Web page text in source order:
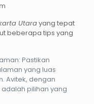
Utarayang tepat
beberapa tips yang
: Pastikan
yang luas
Avitek, dengan
pilihan yang